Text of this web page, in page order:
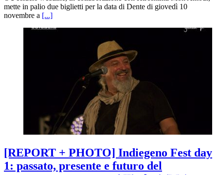
mette in palio due biglietti per la data di Dente di giovedì 10
novembre a [...]
[REPORT + PHOTO] Indiegeno Fest day
1: passato, presente e futuro del